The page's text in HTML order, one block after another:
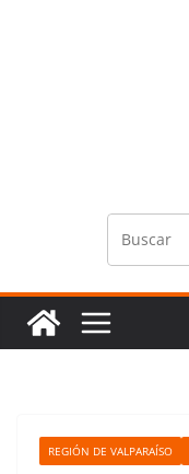
REGIÓN DE VALPARAÍSO